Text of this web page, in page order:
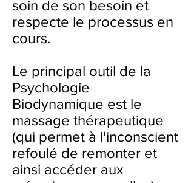
soin de son besoin et
respecte le processus en
cours.
Le principal outil de la
Psychologie
Biodynamique est le
massage thérapeutique
(qui permet à l'inconscient
refoulé de remonter et
ainsi accéder aux